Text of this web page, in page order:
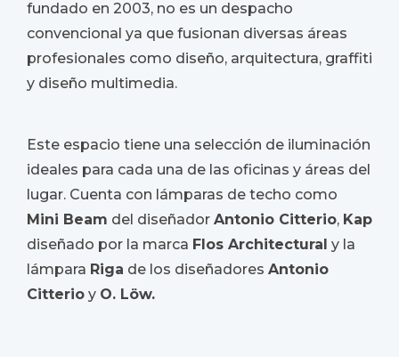
fundado en 2003, no es un despacho
convencional ya que fusionan diversas áreas
profesionales como diseño, arquitectura, graffiti
y diseño multimedia.
Este espacio tiene una selección de iluminación
ideales para cada una de las oficinas y áreas del
lugar. Cuenta con lámparas de techo como
Mini Beam del diseñador Antonio Citterio, Kap
diseñado por la marca Flos Architectural y la
lámpara Riga de los diseñadores Antonio
Citterio y O. Löw.